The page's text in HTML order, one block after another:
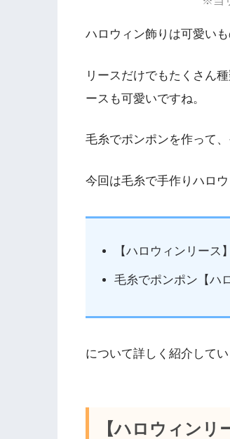
ハロウィン飾りは可愛いも
リースだけでもたくさん
ースも可愛いですね。
毛糸でポンポンを作って
今回は毛糸で手作りハロ
【ハロウィンリース
毛糸でポンポン【ハ
について詳しく紹介してい
【ハロウィンリ